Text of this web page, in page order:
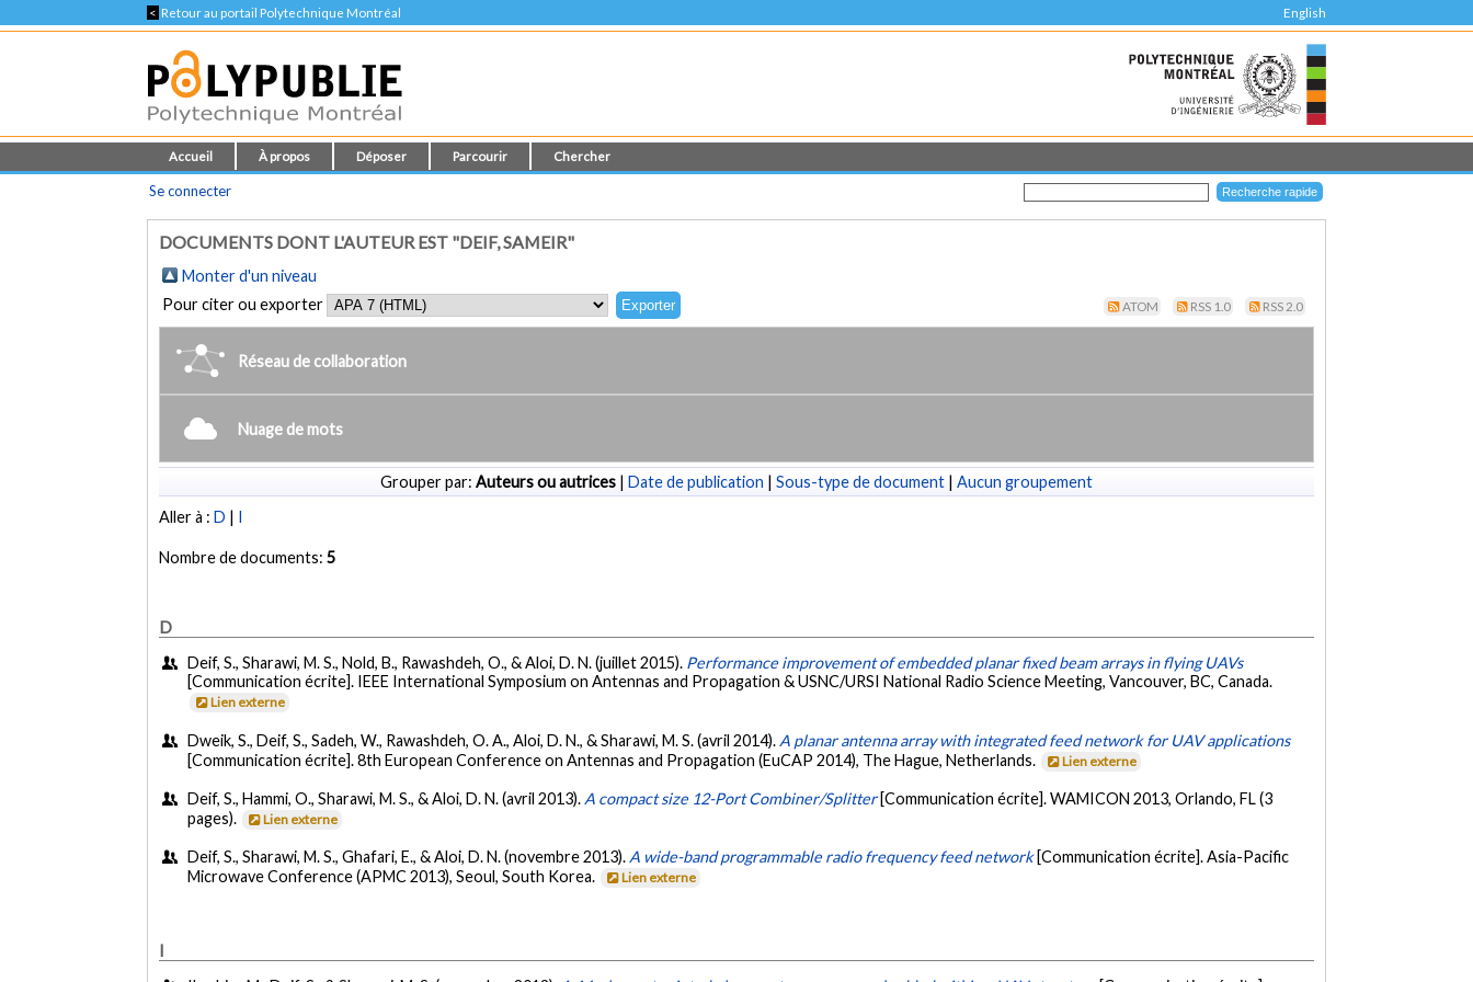
< Retour au portail Polytechnique Montréal English
Accueil À propos Déposer Parcourir Chercher
Se connecter
DOCUMENTS DONT L'AUTEUR EST "DEIF, SAMEIR"
Monter d'un niveau
Pour citer ou exporter
ATOM RSS 1.0 RSS 2.0
Réseau de collaboration
Nuage de mots
Grouper par: Auteurs ou autrices | Date de publication | Sous-type de document | Aucun groupement
Aller à :D | I
Nombre de documents:5
D
Deif, S., Sharawi, M. S., Nold, B., Rawashdeh, O., & Aloi, D. N. (juillet 2015). Performance improvement of embedded planar fixed beam arrays in flying UAVs
[Communication écrite]. IEEE International Symposium on Antennas and Propagation & USNC/URSI National Radio Science Meeting, Vancouver, BC, Canada.
Lien externe
Dweik, S., Deif, S., Sadeh, W., Rawashdeh, O. A., Aloi, D. N., & Sharawi, M. S. (avril 2014). A planar antenna array with integrated feed network for UAV applications
[Communication écrite]. 8th European Conference on Antennas and Propagation (EuCAP 2014), The Hague, Netherlands.
Lien externe
Deif, S., Hammi, O., Sharawi, M. S., & Aloi, D. N. (avril 2013). A compact size 12-Port Combiner/Splitter [Communication écrite]. WAMICON 2013, Orlando, FL (3
pages).
Lien externe
Deif, S., Sharawi, M. S., Ghafari, E., & Aloi, D. N. (novembre 2013). A wide-band programmable radio frequency feed network [Communication écrite]. Asia-Pacific
Microwave Conference (APMC 2013), Seoul, South Korea.
Lien externe
I